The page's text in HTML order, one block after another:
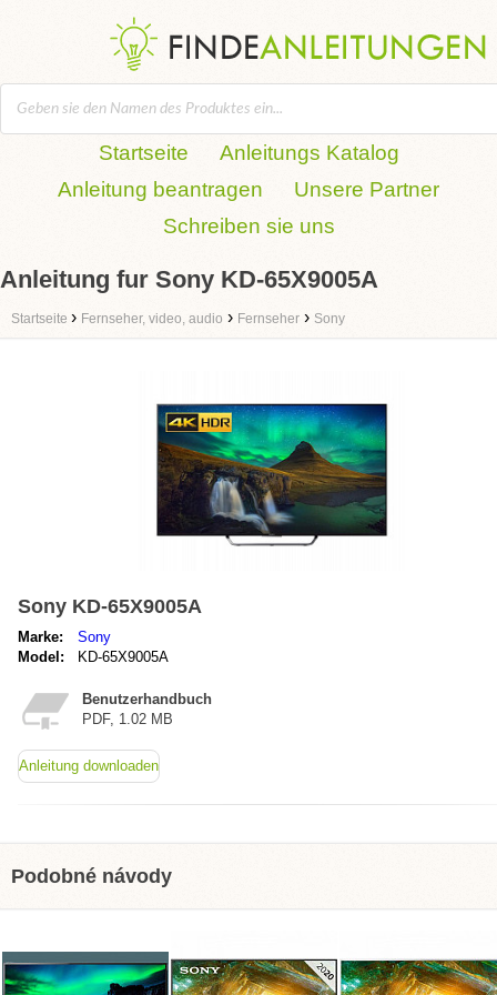
Startseite
Anleitungs Katalog
Anleitung beantragen
Unsere Partner
Schreiben sie uns
Anleitung fur Sony KD-65X9005A
Startseite › Fernseher, video, audio › Fernseher › Sony
Sony KD-65X9005A
Marke:
Sony
Model:
KD-65X9005A
Benutzerhandbuch
PDF, 1.02 MB
Anleitung downloaden
Podobné návody